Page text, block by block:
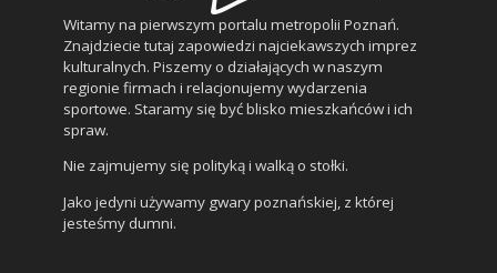
Witamy na pierwszym portalu metropolii Poznań.
Znajdziecie tutaj zapowiedzi najciekawszych imprez
kulturalnych. Piszemy o działających w naszym
regionie firmach i relacjonujemy wydarzenia
sportowe. Staramy się być blisko mieszkańców i ich
spraw.
Nie zajmujemy się polityką i walką o stołki.
Jako jedyni używamy gwary poznańskiej, z której
jesteśmy dumni.